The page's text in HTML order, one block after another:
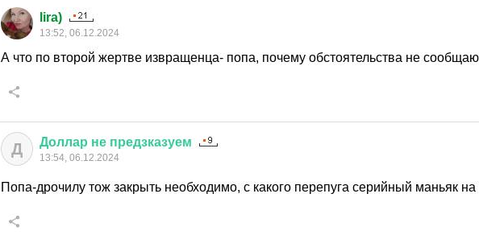
lira)
13:52, 06.12.2024
А что по второй жертве извращенца- попа, почему обстоятельства не
Д Доллар не предзказуем
13:54, 06.12.2024
Попа-дрочилу тож закрыть необходимо, с какого перепуга серийный маньяк